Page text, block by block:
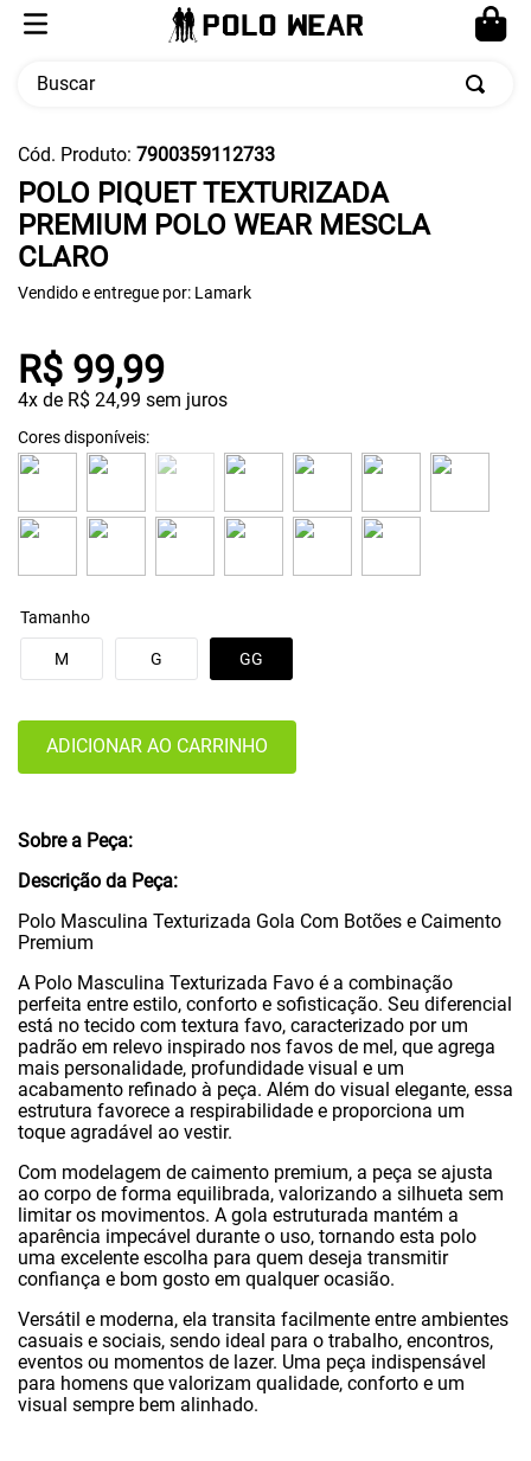
Buscar
Cód. Produto: 7900359112733
POLO PIQUET TEXTURIZADA
PREMIUM POLO WEAR MESCLA
CLARO
Vendido e entregue por: Lamark
R$ 99,99
4x de R$ 24,99 sem juros
Tamanho
G GG
M
ADICIONAR AO CARRINHO
Sobre a Peça:
Descrição da Peça:
Polo Masculina Texturizada Gola Com Botões e Caimento
Premium
A Polo Masculina Texturizada Favo é a combinação
perfeita entre estilo, conforto e sofisticação. Seu diferencial
está no tecido com textura favo, caracterizado por um
padrão em relevo inspirado nos favos de mel, que agrega
mais personalidade, profundidade visual e um
acabamento refinado à peça. Além do visual elegante, essa
estrutura favorece a respirabilidade e proporciona um
toque agradável ao vestir.
Com modelagem de caimento premium, a peça se ajusta
ao corpo de forma equilibrada, valorizando a silhueta sem
limitar os movimentos. A gola estruturada mantém a
aparência impecável durante o uso, tornando esta polo
uma excelente escolha para quem deseja transmitir
confiança e bom gosto em qualquer ocasião.
Versátil e moderna, ela transita facilmente entre ambientes
casuais e sociais, sendo ideal para o trabalho, encontros,
eventos ou momentos de lazer. Uma peça indispensável
para homens que valorizam qualidade, conforto e um
visual sempre bem alinhado.
TERMOS MAIS BUSCADOS
1 º
calça masculina
2º
moletom
3º
cueca
4º
pw sport
5